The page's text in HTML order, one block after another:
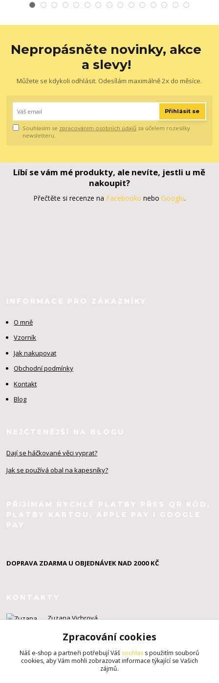
Nepropásněte novinky, akce
a slevy!
Můžete se kdykoli odhlásit. Odesílám maximálně 2x do měsíce.
Přihlásit se
Souhlasím se zpracováním osobních údajů za účelem rozesílky
newsletteru.
Líbí se vám mé produkty, ale nevíte, jestli u mě
nakoupit?
Přečtěte si recenze na Facebooku nebo Googlu.
INFORMACE PRO ZÁKAZNÍKY
O mně
Vzorník
Jak nakupovat
Obchodní podmínky
Kontakt
Blog
NEJČTENĚJŠÍ NA BLOGU
Dají se háčkované věci vyprat?
Jak se používá obal na kapesníky?
PŘIJÍMÁM RYCHLÉ PLATBY PŘES QR KÓD,
PLATBY KARTOU, APPLE PAY I GOOGLE
PAY
DOPRAVA ZDARMA U OBJEDNÁVEK NAD 2000 KČ
KONTAKTY
Zuzana Vichrová
info@zuzahackuje.cz
Zpracování cookies
Náš e-shop a partneři potřebují Váš souhlas s použitím souborů
cookies, aby Vám mohli zobrazovat informace týkající se Vašich
zájmů.